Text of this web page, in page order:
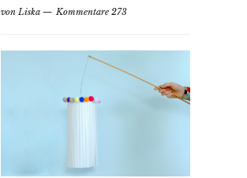
von Liska Kommentare 273